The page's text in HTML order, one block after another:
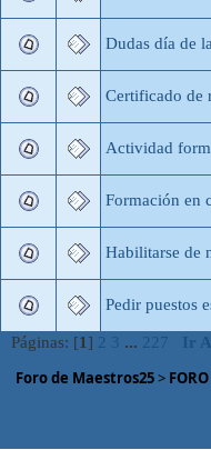
Dudas día de
Certificado de
Actividad
Formación en
Habilitarse de
Pedir puestos
Páginas: [1] 2 3 ... 227 Ir
Foro de Maestros25>